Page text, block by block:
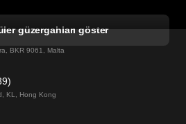
Sevilla Treni
Dublin Treni
güzergahları göster
BKR 9061, Malta
KL, Hong Kong